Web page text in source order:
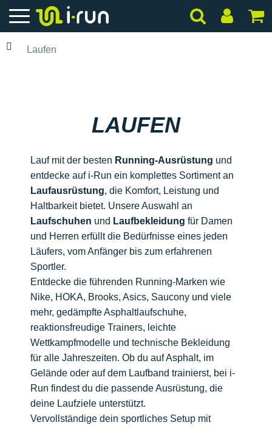
Laufen
LAUFEN
Lauf mit der besten Running-Ausrüstung und
entdecke auf i-Run ein komplettes Sortiment an
Laufausrüstung, die Komfort, Leistung und
Haltbarkeit bietet. Unsere Auswahl an
Laufschuhen und Laufbekleidung für Damen
und Herren erfüllt die Bedürfnisse eines jeden
Läufers, vom Anfänger bis zum erfahrenen
Sportler.
Entdecke die führenden Running-Marken wie
Nike, HOKA, Brooks, Asics, Saucony und viele
mehr, gedämpfte Asphaltlaufschuhe,
reaktionsfreudige Trainers, leichte
Wettkampfmodelle und technische Bekleidung
für alle Jahreszeiten. Ob du auf Asphalt, im
Gelände oder auf dem Laufband trainierst, bei i-
Run findest du die passende Ausrüstung, die
deine Laufziele unterstützt.
Vervollständige dein sportliches Setup mit